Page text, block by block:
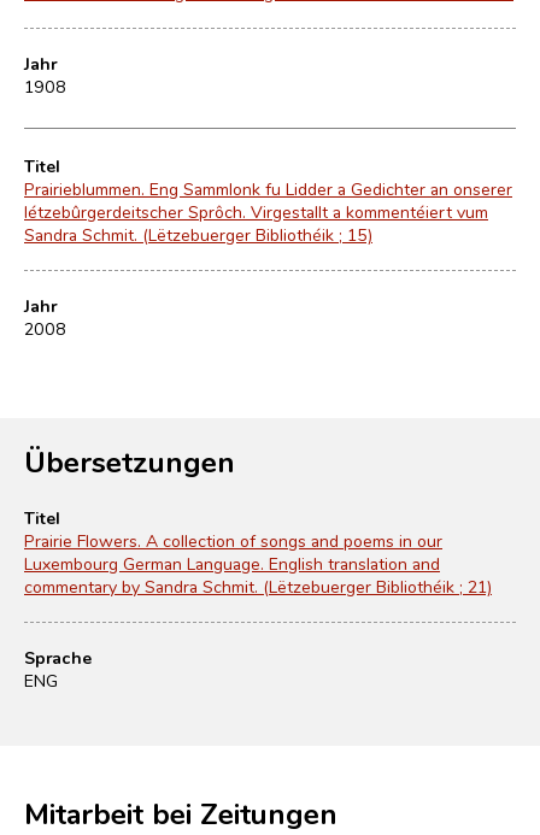
Jahr
1908
Titel
Prairieblummen. Eng Sammlonk fu Lidder a Gedichter an onserer
létzebûrgerdeitscher Sprôch. Virgestallt a kommentéiert vum
Sandra Schmit. (Lëtzebuerger Bibliothéik ; 15)
Jahr
2008
Übersetzungen
Titel
Prairie Flowers. A collection of songs and poems in our
Luxembourg German Language. English translation and
commentary by Sandra Schmit. (Lëtzebuerger Bibliothéik ; 21)
Sprache
ENG
Mitarbeit bei Zeitungen